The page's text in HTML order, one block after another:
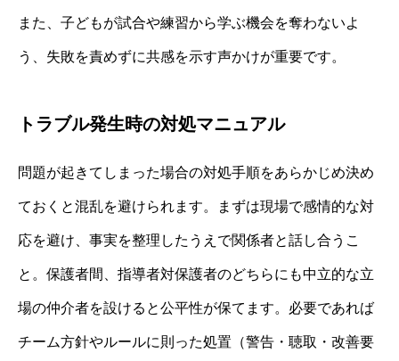
また、子どもが試合や練習から学ぶ機会を奪わないよ
う、失敗を責めずに共感を示す声かけが重要です。
トラブル発生時の対処マニュアル
問題が起きてしまった場合の対処手順をあらかじめ決め
ておくと混乱を避けられます。まずは現場で感情的な対
応を避け、事実を整理したうえで関係者と話し合うこ
と。保護者間、指導者対保護者のどちらにも中立的な立
場の仲介者を設けると公平性が保てます。必要であれば
チーム方針やルールに則った処置（警告・聴取・改善要